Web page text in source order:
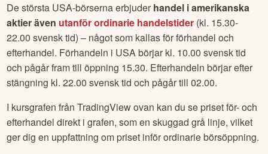
De största USA-börserna erbjuder handel i amerikanska
aktier även utanför ordinarie handelstider (kl. 15.30-
22.00 svensk tid) – något som kallas för förhandel och
efterhandel. Förhandeln i USA börjar kl. 10.00 svensk tid
och pågår fram till öppning 15.30. Efterhandeln börjar efter
stängning kl. 22.00 svensk tid och pågår till 02.00.
I kursgrafen från TradingView ovan kan du se priset för- och
efterhandel direkt i grafen, som en skuggad grå linje, vilket
ger dig en uppfattning om priset inför ordinarie börsöppning.